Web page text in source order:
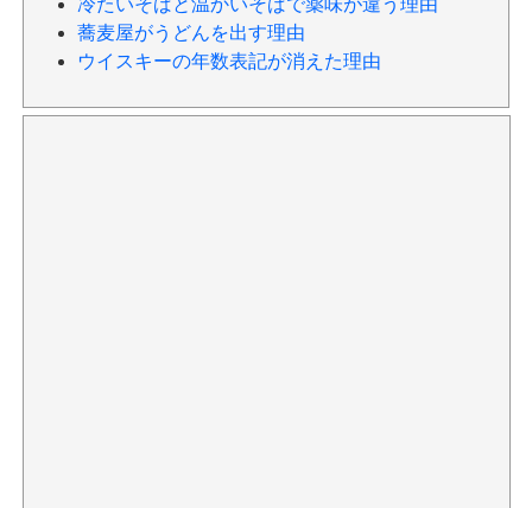
蕎麦屋がうどんを出す理由
ウイスキーの年数表記が消えた理由